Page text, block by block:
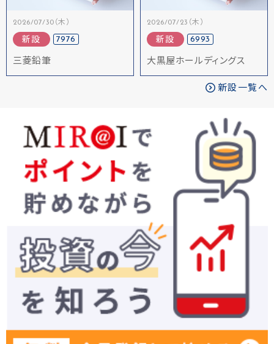
2026/07/30（木）
新設 7976
三菱鉛筆
2026/07/23（木）
新設 6993
大黒屋ホールディングス
新設一覧へ